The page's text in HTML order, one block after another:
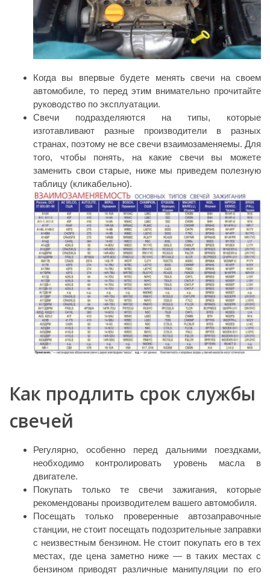
Когда вы впервые будете менять свечи на своем
автомобиле, то перед этим внимательно прочитайте
руководство по эксплуатации.
Свечи подразделяются на типы, которые
изготавливают разные производители в разных
странах, поэтому не все свечи взаимозаменяемы. Для
того, чтобы понять, на какие свечи вы можете
заменить свои старые, ниже мы приведем полезную
таблицу (кликабельно).
Как продлить срок службы
свечей
Регулярно, особенно перед дальними поездками,
необходимо контролировать уровень масла в
двигателе.
Покупать только те свечи зажигания, которые
рекомендованы производителем вашего автомобиля.
Посещать только проверенные автозаправочные
станции, не стоит посещать подозрительные заправки
с неизвестным бензином. Не стоит покупать его в тех
местах, где цена заметно ниже — в таких местах с
бензином приводят различные манипуляции по его